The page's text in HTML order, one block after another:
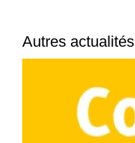
Autres actualités